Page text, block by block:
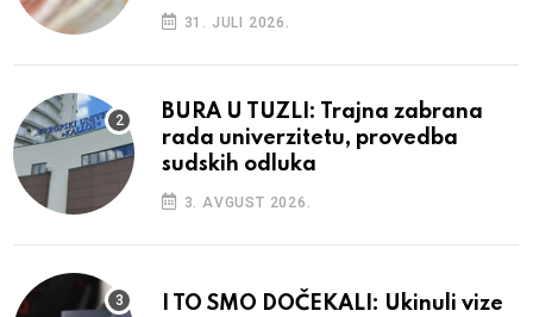
31. JULI 2026.
BURA U TUZLI: Trajna zabrana
rada univerzitetu, provedba
sudskih odluka
3. AVGUST 2026.
I TO SMO DOČEKALI: Ukinuli vize